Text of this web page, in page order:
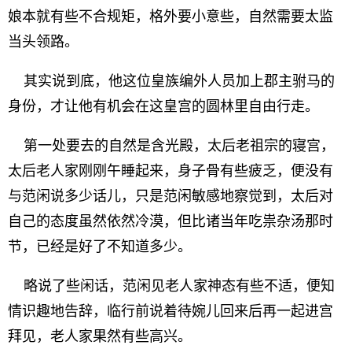
娘本就有些不合规矩，格外要小意些，自然需要太监
当头领路。
其实说到底，他这位皇族编外人员加上郡主驸马的
身份，才让他有机会在这皇宫的圆林里自由行走。
第一处要去的自然是含光殿，太后老祖宗的寝宫，
太后老人家刚刚午睡起来，身子骨有些疲乏，便没有
与范闲说多少话儿，只是范闲敏感地察觉到，太后对
自己的态度虽然依然冷漠，但比诸当年吃祟杂汤那时
节，已经是好了不知道多少。
略说了些闲话，范闲见老人家神态有些不适，便知
情识趣地告辞，临行前说着待婉儿回来后再一起进宫
拜见，老人家果然有些高兴。